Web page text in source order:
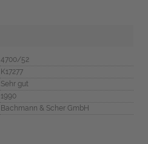
4700/52
K17277
Sehr gut
1990
Bachmann & Scher GmbH